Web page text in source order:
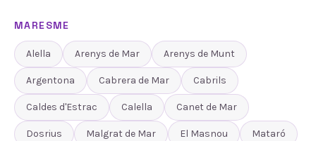
MARESME
Alella Arenys de Mar Arenys de Munt
Argentona Cabrera de Mar Cabrils
Caldes d'Estrac Calella Canet de Mar
Dosrius Malgrat de Mar El Masnou Mataró